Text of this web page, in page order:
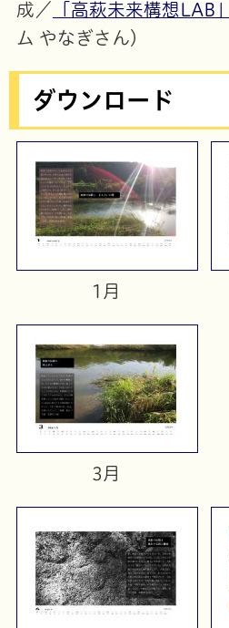
成／
「高萩未来構想LAB」
ム やなぎさん）
ダウンロード
1月
3月